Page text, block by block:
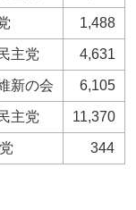
1,488
主党 4,631
新の会 6,105
主党 11,370
344